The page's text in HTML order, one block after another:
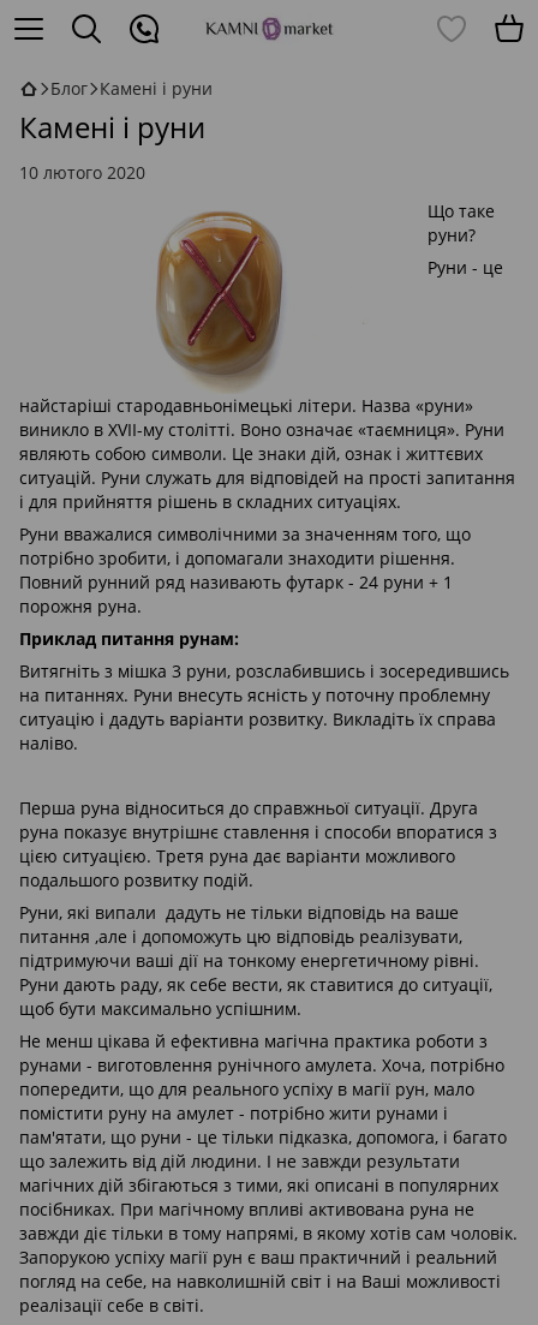
Блог Камені і руни
Камені і руни
10 лютого 2020
Що таке
руни?
Руни - це
найстаріші стародавньонімецькі літери. Назва «руни»
виникло в XVII-му столітті. Воно означає «таємниця». Руни
являють собою символи. Це знаки дій, ознак і життєвих
ситуацій. Руни служать для відповідей на прості запитання
і для прийняття рішень в складних ситуаціях.
Руни вважалися символічними за значенням того, що
потрібно зробити, і допомагали знаходити рішення.
Повний рунний ряд називають футарк - 24 руни + 1
порожня руна.
Приклад питання рунам:
Витягніть з мішка 3 руни, розслабившись і зосередившись
на питаннях. Руни внесуть ясність у поточну проблемну
ситуацію і дадуть варіанти розвитку. Викладіть їх справа
наліво.
Перша руна відноситься до справжньої ситуації. Друга
руна показує внутрішнє ставлення і способи впоратися з
цією ситуацією. Третя руна дає варіанти можливого
подальшого розвитку подій.
Руни, які випали дадуть не тільки відповідь на ваше
питання ,але і допоможуть цю відповідь реалізувати,
підтримуючи ваші дії на тонкому енергетичному рівні.
Руни дають раду, як себе вести, як ставитися до ситуації,
щоб бути максимально успішним.
Не менш цікава й ефективна магічна практика роботи з
рунами - виготовлення рунічного амулета. Хоча, потрібно
попередити, що для реального успіху в магії рун, мало
помістити руну на амулет - потрібно жити рунами і
пам'ятати, що руни - це тільки підказка, допомога, і багато
що залежить від дій людини. І не завжди результати
магічних дій збігаються з тими, які описані в популярних
посібниках. При магічному впливі активована руна не
завжди діє тільки в тому напрямі, в якому хотів сам чоловік.
Запорукою успіху магії рун є ваш практичний і реальний
погляд на себе, на навколишній світ і на Ваші можливості
реалізації себе в світі.